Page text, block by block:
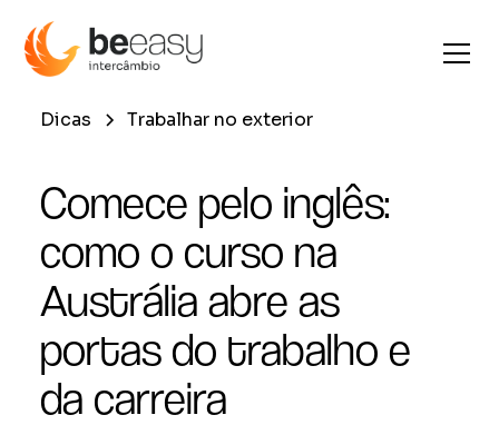
Dicas Trabalhar no exterior
Comece pelo inglês:
como o curso na
Austrália abre as
portas do trabalho e
da carreira